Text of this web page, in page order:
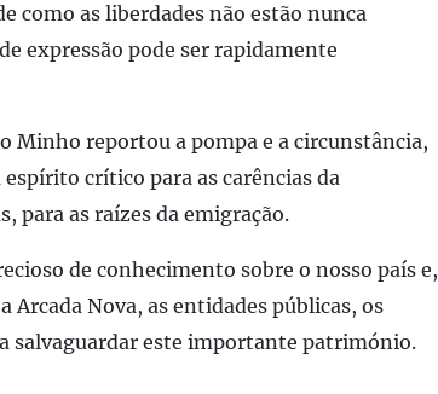
como as liberdades não estão nunca
expressão pode ser rapidamente
Minho reportou a pompa e a circunstância,
crítico para as carências da
para as raízes da emigração.
de conhecimento sobre o nosso país e,
Arcada Nova, as entidades públicas, os
salvaguardar este importante património.